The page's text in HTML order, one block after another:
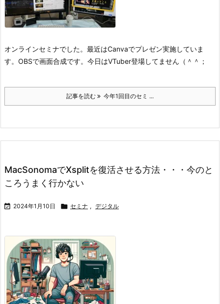
オンラインセミナでした。 最近はCanvaでプレゼン実施していま
す。 OBSで画面合成です。 今日はVTuber登場してません（＾＾；
記事を読む 今年1回目のセミ ...
MacSonomaでXsplitを復活させる方法・・・今のと
ころうまく行かない
 2024年1月10日  セミナ , デジタル